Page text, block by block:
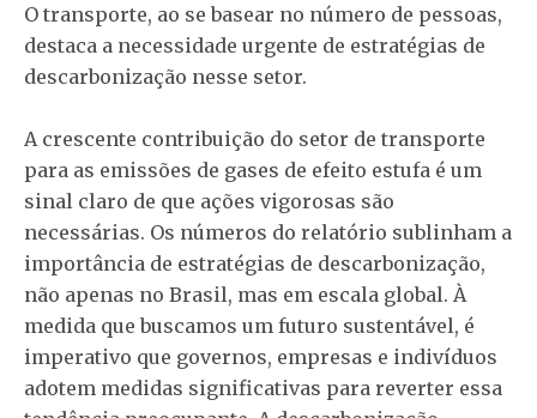
O transporte, ao se basear no número de pessoas,
destaca a necessidade urgente de estratégias de
descarbonização nesse setor.
A crescente contribuição do setor de transporte
para as emissões de gases de efeito estufa é um
sinal claro de que ações vigorosas são
necessárias. Os números do relatório sublinham a
importância de estratégias de descarbonização,
não apenas no Brasil, mas em escala global. À
medida que buscamos um futuro sustentável, é
imperativo que governos, empresas e indivíduos
adotem medidas significativas para reverter essa